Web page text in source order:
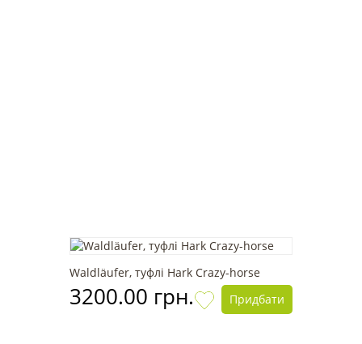
Waldläufer, туфлі Hark Crazy-horse
3200.00 грн. Придбати